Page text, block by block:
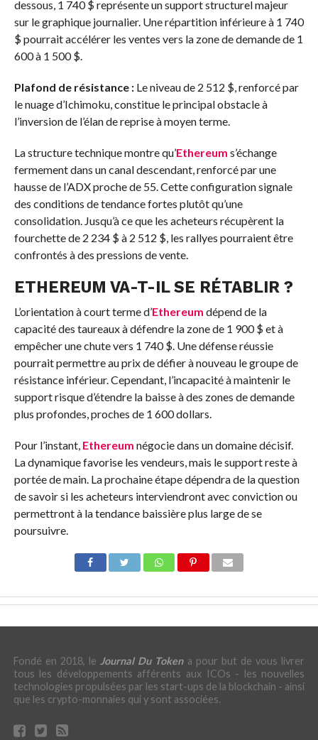
dessous, 1 740 $ représente un support structurel majeur
sur le graphique journalier. Une répartition inférieure à 1 740
$ pourrait accélérer les ventes vers la zone de demande de 1
600 à 1 500 $.
Plafond de résistance : Le niveau de 2 512 $, renforcé par
le nuage d’Ichimoku, constitue le principal obstacle à
l’inversion de l’élan de reprise à moyen terme.
La structure technique montre qu’Ethereum s’échange
fermement dans un canal descendant, renforcé par une
hausse de l’ADX proche de 55. Cette configuration signale
des conditions de tendance fortes plutôt qu’une
consolidation. Jusqu’à ce que les acheteurs récupèrent la
fourchette de 2 234 $ à 2 512 $, les rallyes pourraient être
confrontés à des pressions de vente.
ETHEREUM VA-T-IL SE RÉTABLIR ?
L’orientation à court terme d’Ethereum dépend de la
capacité des taureaux à défendre la zone de 1 900 $ et à
empêcher une chute vers 1 740 $. Une défense réussie
pourrait permettre au prix de défier à nouveau le groupe de
résistance inférieur. Cependant, l’incapacité à maintenir le
support risque d’étendre la baisse à des zones de demande
plus profondes, proches de 1 600 dollars.
Pour l’instant, Ethereum négocie dans un domaine décisif.
La dynamique favorise les vendeurs, mais le support reste à
portée de main. La prochaine étape dépendra de la question
de savoir si les acheteurs interviendront avec conviction ou
permettront à la tendance baissière plus large de se
poursuivre.
Fondé en 2018, le Journal Du Tokena pour but de vous livrer
tous les développements afférents aux ICOs - les nouvelles
technologies propulsées par les start-ups de la blockchain - ainsi
que les crypto-monnaies qui y sont associées.